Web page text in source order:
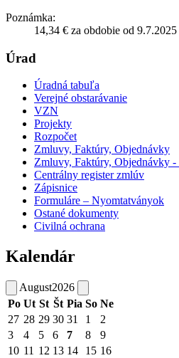
Poznámka:
14,34 € za obdobie od
Úrad
Úradná tabuľa
Verejné obstarávanie
VZN
Projekty
Rozpočet
Zmluvy, Faktúry, Objednávky
Zmluvy, Faktúry, Objednávky -
Centrálny register zmlúv
Zápisnice
Formuláre – Nyomtatványok
Ostané dokumenty
Civilná ochrana
Kalendár
August2026
Po Ut St Št Pia So Ne
27 28 29 30 31 1
2
3
4 5 6 7 8
9
10 11 12 13 14 15 16